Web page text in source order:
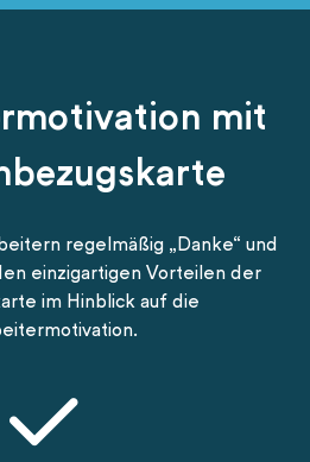
mit
regelmäßig „Danke“ und
einzigartigen Vorteilen der
im Hinblick auf die